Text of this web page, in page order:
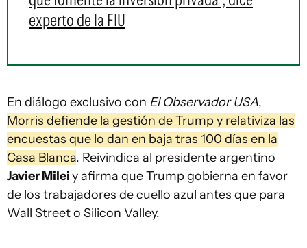
experto de la FIU
En diálogo exclusivo con El Observador USA,
Morris defiende la gestión de Trump y relativiza las
encuestas que lo dan en baja tras 100 días en la
Casa Blanca. Reivindica al presidente argentino
Javier Mileiy afirma que Trump gobierna en favor
de los trabajadores de cuello azul antes que para
Wall Street o Silicon Valley.